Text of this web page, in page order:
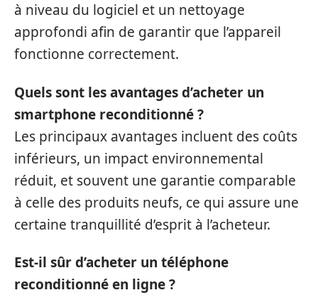
à niveau du logiciel et un nettoyage
approfondi afin de garantir que l’appareil
fonctionne correctement.
Quels sont les avantages d’acheter un
smartphone reconditionné ?
Les principaux avantages incluent des coûts
inférieurs, un impact environnemental
réduit, et souvent une garantie comparable
à celle des produits neufs, ce qui assure une
certaine tranquillité d’esprit à l’acheteur.
Est-il sûr d’acheter un téléphone
reconditionné en ligne ?